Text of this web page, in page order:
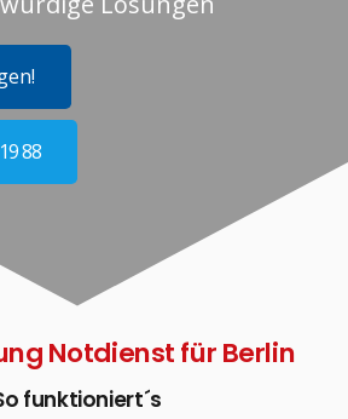
88
Notdienst für Berlin
funktioniert´s